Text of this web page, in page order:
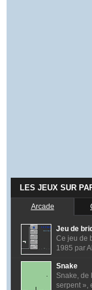
LES JEUX SUR
Arcade
Jeu de
Ce jeu de
1985 par
Snake
Snake, de
serpent »,